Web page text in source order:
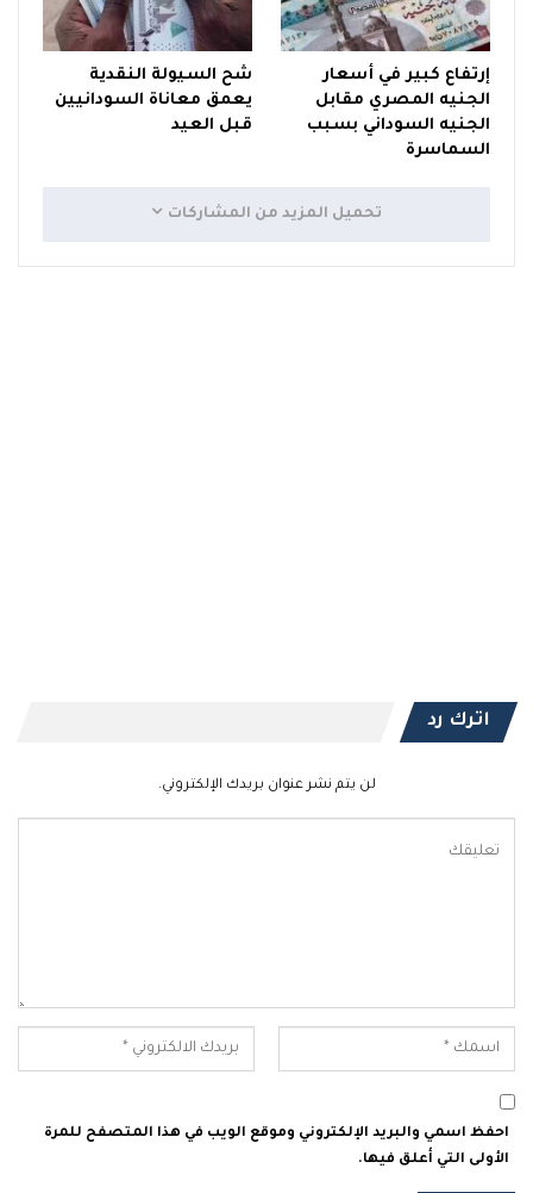
إرتفاع كبير في أسعار
الجنيه المصري مقابل
الجنيه السوداني بسبب
السماسرة
شح السيولة النقدية
يعمق معاناة السودانيين
قبل العيد
تحميل المزيد من المشاركات
اترك رد
لن يتم نشر عنوان بريدك الإلكتروني.
احفظ اسمي والبريد الإلكتروني وموقع الويب في هذا المتصفح للمرة
الأولى التي أعلق فيها.